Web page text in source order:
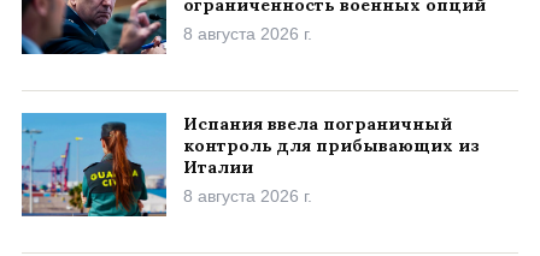
ограниченность военных опций
8 августа 2026 г.
Испания ввела пограничный
контроль для прибывающих из
Италии
8 августа 2026 г.